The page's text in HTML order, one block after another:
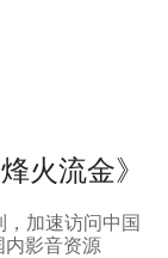
火流金》
加速访问中国
内影音资源